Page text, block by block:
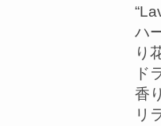
ハ
り
ド
香
リ